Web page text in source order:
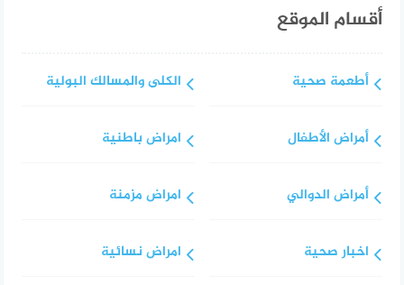
أقسام الموقع
أطعمة صحية
أمراض الأطفال
أمراض الدوالي
اخبار صحية
الكلى والمسالك البولية
امراض باطنية
امراض مزمنة
امراض نسائية